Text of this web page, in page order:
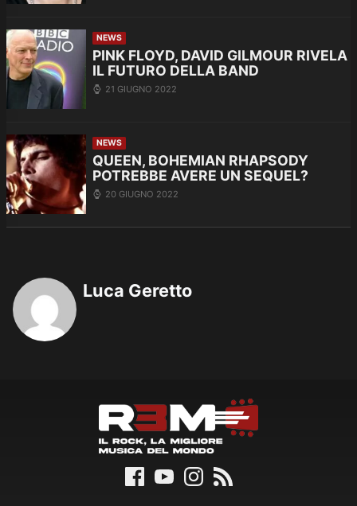
NEWS
PINK FLOYD, DAVID GILMOUR RIVELA
IL FUTURO DELLA BAND
21 GIUGNO 2022
NEWS
QUEEN, BOHEMIAN RHAPSODY
POTREBBE AVERE UN SEQUEL?
20 GIUGNO 2022
Luca Geretto